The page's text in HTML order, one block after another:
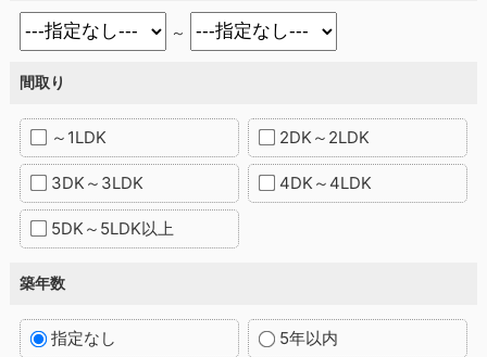
～
間取り
～1LDK 2DK～2LDK
3DK～3LDK 4DK～4LDK
5DK～5LDK以上
築年数
指定なし 5年以内